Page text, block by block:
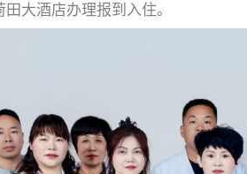
大酒店办理报到入住。